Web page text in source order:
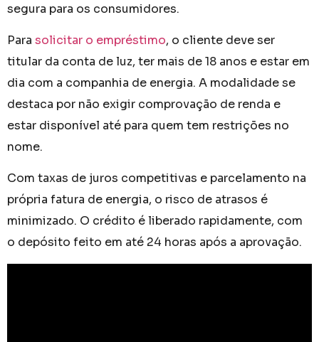
segura para os consumidores.
Para solicitar o empréstimo, o cliente deve ser
titular da conta de luz, ter mais de 18 anos e estar em
dia com a companhia de energia. A modalidade se
destaca por não exigir comprovação de renda e
estar disponível até para quem tem restrições no
nome.
Com taxas de juros competitivas e parcelamento na
própria fatura de energia, o risco de atrasos é
minimizado. O crédito é liberado rapidamente, com
o depósito feito em até 24 horas após a aprovação.